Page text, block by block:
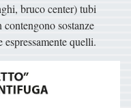
bruco center) tubi
sostanze
quelli.